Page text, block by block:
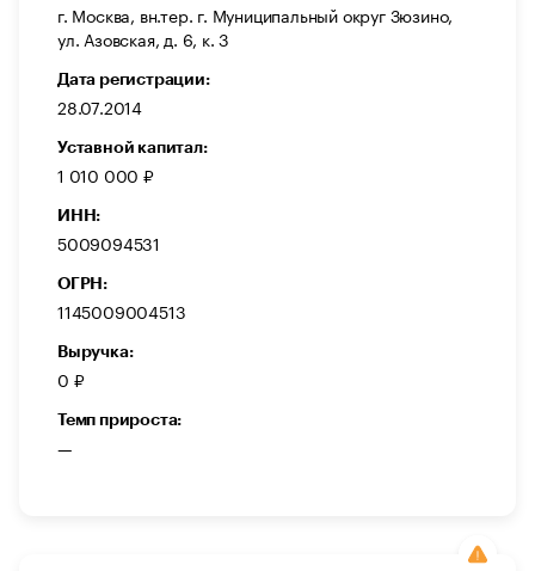
г. Москва, вн.тер. г. Муниципальный округ Зюзино,
ул. Азовская, д. 6, к. 3
Дата регистрации:
28.07.2014
Уставной капитал:
1 010 000 ₽
ИНН:
5009094531
ОГРН:
1145009004513
Выручка:
0 ₽
Темп прироста:
—